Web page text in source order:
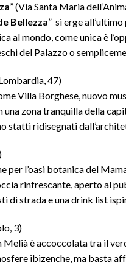
” (Via Santa Maria
Bellezza” si erge
al mondo, come unica è
del Palazzo o
47)
Villa Borghese, nuovo
zona tranquilla della
statti ridisegnati
l’oasi botanica del
rinfrescante, aperto al
di strada e una drink list
3)
è accoccolata tra il
ibizenche, ma basta